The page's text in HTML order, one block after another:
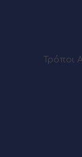
Τρόποι